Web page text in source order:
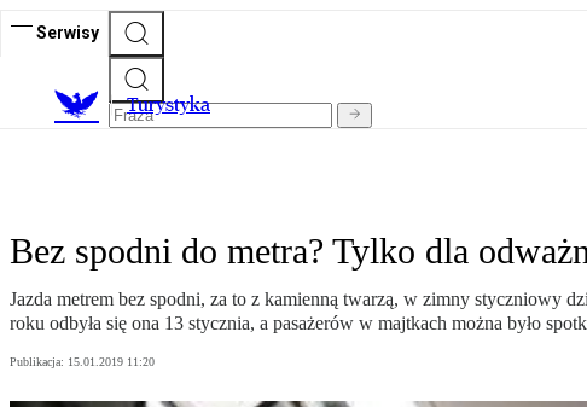
Serwisy
Turystyka
Bez spodni do metra? Tylko dla
Jazda metrem bez spodni, za to z kamienną twarzą, w zimny styczniowy
roku odbyła się ona 13 stycznia, a pasażerów w majtkach można było
Publikacja: 15.01.2019 11:20